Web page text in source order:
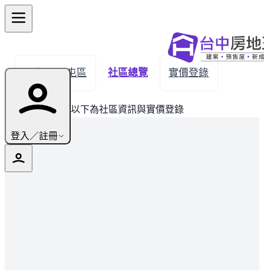
登入／註冊
← 返回西屯區 社區總覽 實價登錄
此建案已完銷，以下為社區資訊與實價登錄